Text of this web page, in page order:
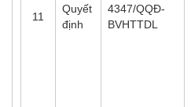
11
Quyết
định
4347/QQĐ-
BVHTTDL